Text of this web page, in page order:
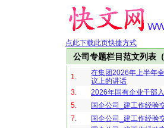
点此下载此页快捷方式
公司专题栏目范文列表（
1.
在集团2026年上半年
议上的讲话
3.
2026年国有企业干部
5.
国企公司_建工作经验
7.
国企公司_建工作经验